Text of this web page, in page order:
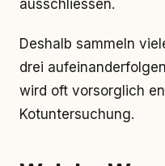
ausschliessen.
Deshalb sammeln
drei
wird oft vorsorglich
Kotuntersuchung.